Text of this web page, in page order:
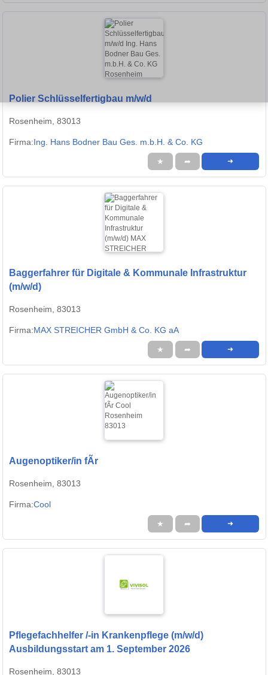
Polier Schlüsselfertigbau m/w/d
Rosenheim, 83013
Firma:Ing. Hans Bodner Bau Ges. m.b.H. & Co. KG
★ ➦ ➜
Baggerfahrer für Digitale & Kommunale Infrastruktur
(m/w/d)
Rosenheim, 83013
Firma:MAX STREICHER GmbH & Co. KG aA
★ ➦ ➜
Augenoptiker/in fÃr
Rosenheim, 83013
Firma:Cool
★ ➦ ➜
Pflegefachhelfer /-in Krankenpflege (m/w/d)
Ausbildungsstart am 1. September 2026
Rosenheim, 83013